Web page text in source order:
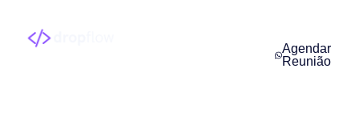
Agendar
Reunião